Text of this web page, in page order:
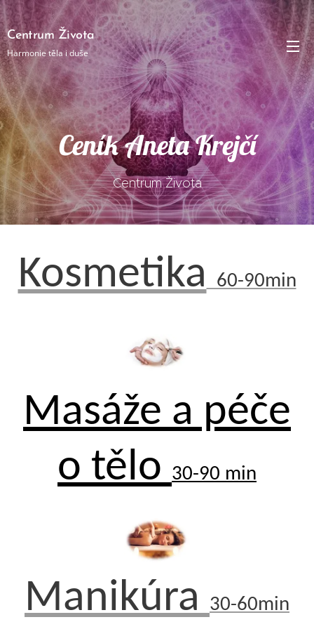
Centrum Života
Harmonie těla i duše
Ceník Aneta Krejčí
Centrum Života
Kosmetika 60-90min
Masáže a péče
o tělo 30-90 min
Manikúra 30-60min